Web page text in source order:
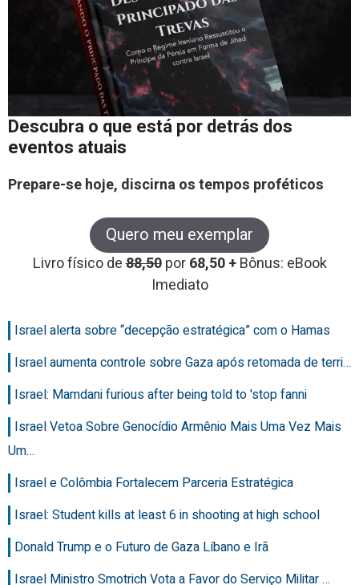
Descubra o que está por detrás dos
eventos atuais
Prepare-se hoje, discirna os tempos proféticos
Quero meu exemplar
Livro físico de88,50 por68,50 +Bônus: eBook
Imediato
Israel alerta sobre “decepção estratégica” com o Hamas
Israel aumenta controle sobre Gaza após retomada de terri…
Israel: Mamdani furious after being told to 'stop fanni
Israel Vetoa Sobre Genocídio Armênio Mais Uma Vez Mais
Um…
Israel e Colômbia Fortalecem Parceria Estratégica
Israel: Student kills at least 6 in shooting at high school
Donald Trump e o Futuro de Gaza Líbano e Irã
Israel Ministro Smotrich Vota a Favor do Serviço Militar …